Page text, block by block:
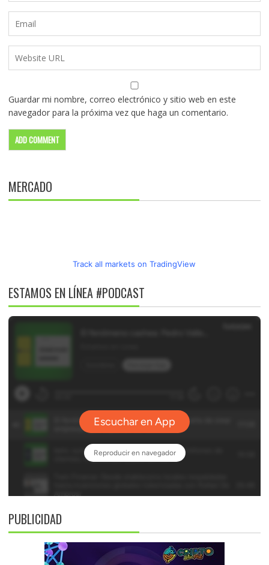
Guardar mi nombre, correo electrónico y sitio web en este
navegador para la próxima vez que haga un comentario.
MERCADO
Track all markets on TradingView
ESTAMOS EN LÍNEA #PODCAST
PUBLICIDAD